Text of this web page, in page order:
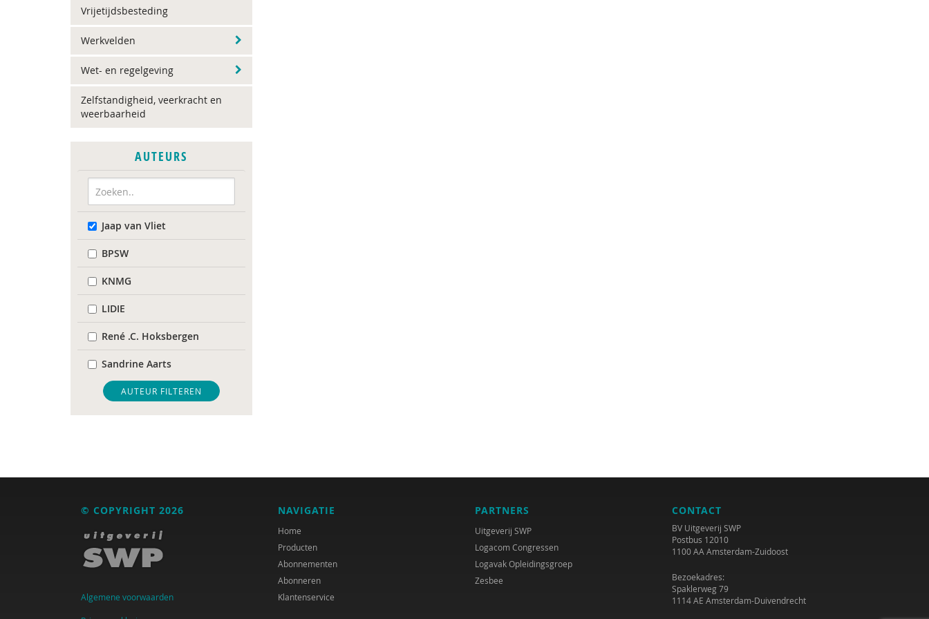
Vrijetijdsbesteding
Werkvelden
Wet- en regelgeving
Zelfstandigheid, veerkracht en
weerbaarheid
AUTEURS
Jaap van Vliet
BPSW
KNMG
LIDIE
René .C. Hoksbergen
Sandrine Aarts
Alma Akkerman
Alaoui Alaoui
Astrid Altena
Mariëlle an Hest
Mariët an Rossum
AUTEUR FILTEREN
© COPYRIGHT 2026
Algemene voorwaarden
NAVIGATIE
Home
Producten
Abonnementen
Abonneren
Klantenservice
PARTNERS
Uitgeverij SWP
Logacom Congressen
Logavak Opleidingsgroep
Zesbee
CONTACT
BV Uitgeverij SWP
Postbus 12010
1100 AA Amsterdam-Zuidoost
Bezoekadres:
Spaklerweg 79
1114 AE Amsterdam-Duivendrecht